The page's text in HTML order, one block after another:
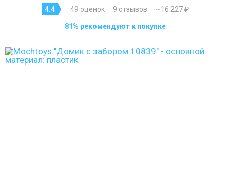
4.4 49 оценок 9 отзывов ~16 227 ₽
81% рекомендуют к покупке